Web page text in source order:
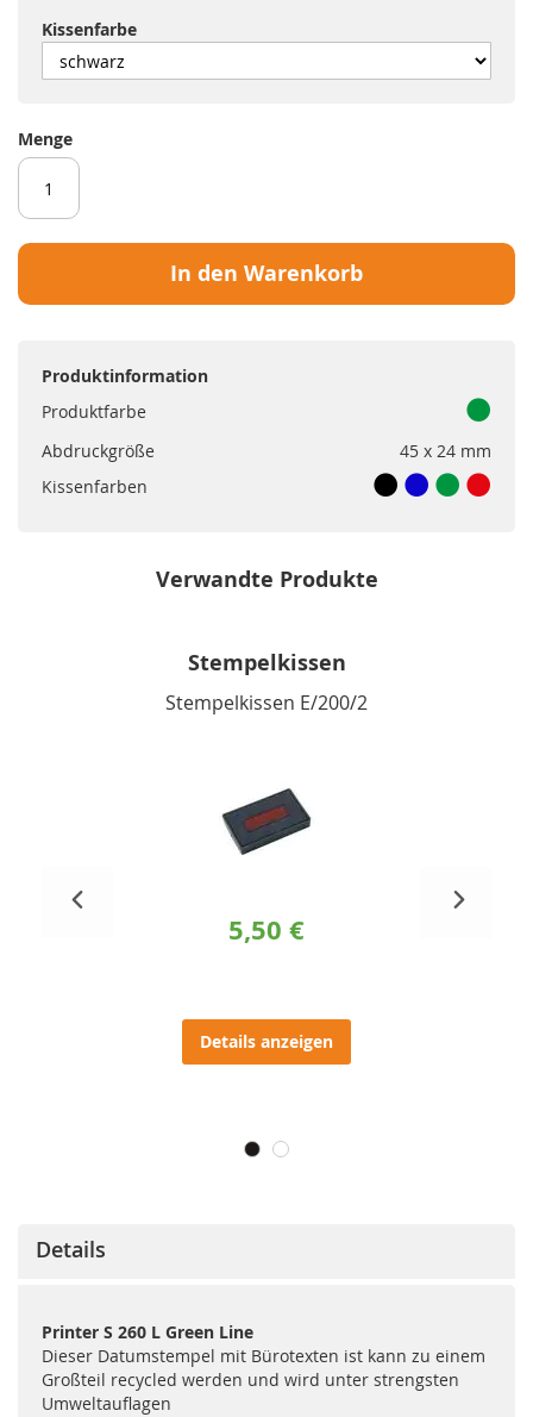
Kissenfarbe
Menge
In den Warenkorb
Produktinformation
Produktfarbe
Abdruckgröße
45 x 24 mm
Kissenfarben
Verwandte Produkte
Stempelkissen
Stempelkissen E/200/2
5,50 €
Details anzeigen
Details
Printer S 260 L Green Line
Dieser Datumstempel mit Bürotexten ist kann zu einem
Großteil recycled werden und wird unter strengsten
Umweltauflagen